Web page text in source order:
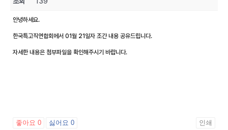
안녕하세요.
한국특고직연합회에서 01월 21일자 조간 내용 공유드립니다.
자세한 내용은 첨부파일을 확인해주시기 바랍니다.
좋아요 0 싫어요 0 인쇄